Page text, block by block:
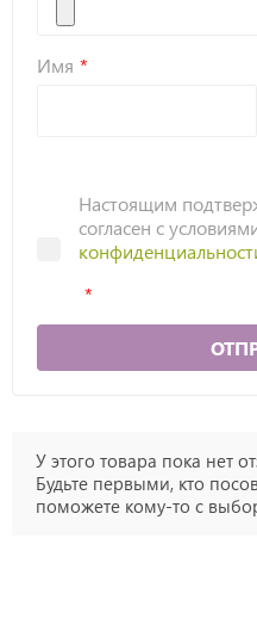
Имя
Настоящим
согласен с
У этого товара пока нет
Будьте первыми, кто
поможете кому-то с